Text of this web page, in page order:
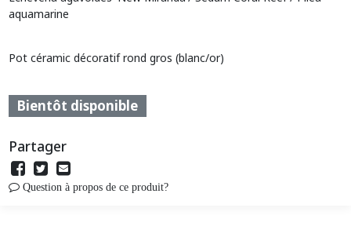
aquamarine
Pot céramic décoratif rond gros (blanc/or)
Bientôt disponible
Partager
Question à propos de ce produit?